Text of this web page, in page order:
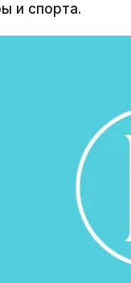
и спорта.